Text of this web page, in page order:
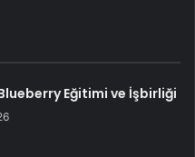
Eğitimi ve İşbirliği